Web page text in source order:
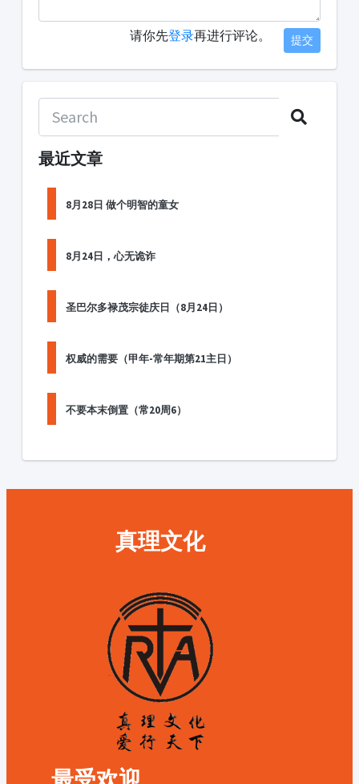
请你先登录再进行评论。 提交
最近文章
8月28日 做个明智的童女
8月24日，心无诡诈
圣巴尔多禄茂宗徒庆日（8月24日）
权威的需要（甲年-常年期第21主日）
不要本末倒置（常20周6）
真理文化